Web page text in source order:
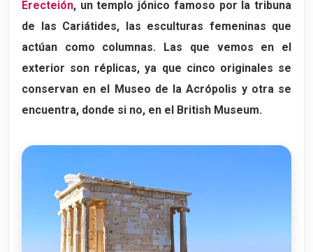
Erecteión, un templo jónico famoso por la tribuna
de las Cariátides, las esculturas femeninas que
actúan como columnas. Las que vemos en el
exterior son réplicas, ya que cinco originales se
conservan en el Museo de la Acrópolis y otra se
encuentra, donde si no, en el British Museum.